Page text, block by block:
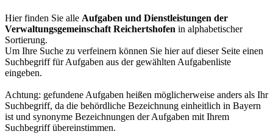
Hier finden Sie alle Aufgaben und Dienstleistungen der
Verwaltungsgemeinschaft Reichertshofen in alphabetischer
Sortierung.
Um Ihre Suche zu verfeinern können Sie hier auf dieser Seite einen
Suchbegriff für Aufgaben aus der gewählten Aufgabenliste
eingeben.
Achtung: gefundene Aufgaben heißen möglicherweise anders als Ihr
Suchbegriff, da die behördliche Bezeichnung einheitlich in Bayern
ist und synonyme Bezeichnungen der Aufgaben mit Ihrem
Suchbegriff übereinstimmen.